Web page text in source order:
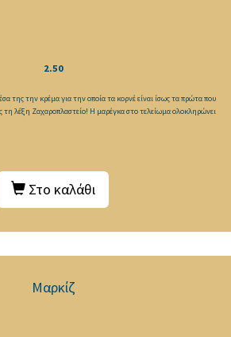
2.50
της την κρέμα για την οποία τα κορνέ είναι ίσως τα πρώτα που
τη λέξη Ζαχαροπλαστείο! Η μαρέγκα στο τελείωμα ολοκληρώνει
Στο καλάθι
Μαρκίζ